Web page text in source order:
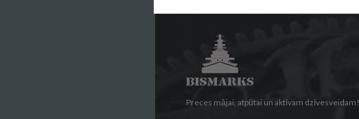
Preces mājai, atpūtai un aktīvam dzīvesveidam!